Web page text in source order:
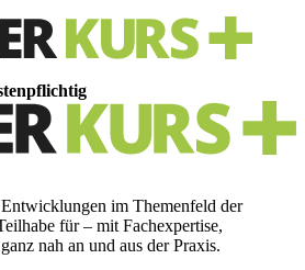
im Themenfeld der
für – mit Fachexpertise,
nah an und aus der Praxis.